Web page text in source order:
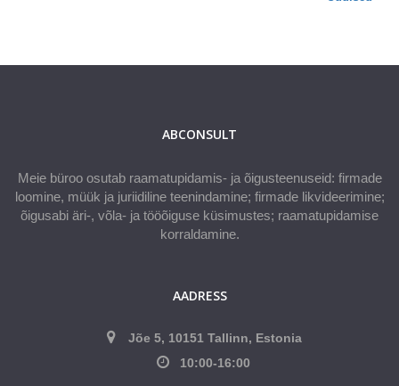
ABCONSULT
Meie büroo osutab raamatupidamis- ja õigusteenuseid: firmade
loomine, müük ja juriidiline teenindamine; firmade likvideerimine;
õigusabi äri-, võla- ja tööõiguse küsimustes; raamatupidamise
korraldamine.
AADRESS
Jõe 5, 10151 Tallinn, Estonia
10:00-16:00